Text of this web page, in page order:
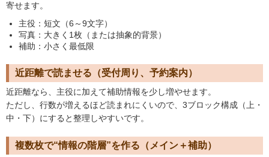
寄せます。
主役：短文（6～9文字）
写真：大きく1枚（または抽象的背景）
補助：小さく最低限
近距離で読ませる（受付周り、予約案内）
近距離なら、主役に加えて補助情報を少し増やせます。
ただし、行数が増えるほど読まれにくいので、 3ブロック構成（上・
中・下） にすると整理しやすいです。
複数枚で“情報の階層”を作る（メイン＋補助）